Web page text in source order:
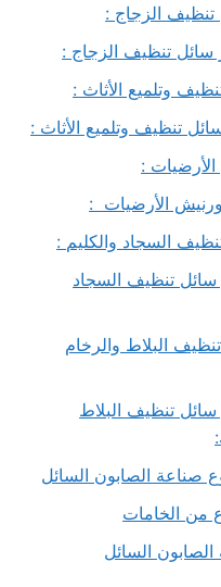
تنظيف الزجاج :
سائل تنظيف الزجاج :
وتلميع الأثاث :
تنظيف وتلميع الأثاث :
:
الأرضيات :
السجاد والكليم :
تنظيف السجاد
البلاط والرخام
تنظيف البلاط
صناعة الصابون السائل
من الخامات
السائل